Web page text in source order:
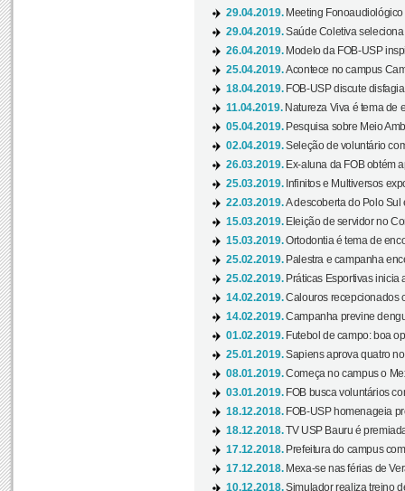
29.04.2019. Meeting
29.04.2019.Saúde Coletiva
26.04.2019. Modelo da FOB-USP
25.04.2019.Acontece no campus
18.04.2019. FOB-USP discute
11.04.2019. Natureza Viva é tema de
05.04.2019. Pesquisa sobre Meio
02.04.2019.Seleção de voluntário
26.03.2019. Ex-aluna da FOB obtém
25.03.2019. Infinitos e Multiversos
22.03.2019.A descoberta do Polo Sul
15.03.2019. Eleição de servidor no
15.03.2019.Ortodontia é tema de
25.02.2019. Palestra e campanha
25.02.2019. Práticas Esportivas inicia
14.02.2019.Calouros recepcionados
14.02.2019.Campanha previne
01.02.2019. Futebol de campo: boa
25.01.2019.Sapiens aprova quatro
08.01.2019.Começa no campus o
03.01.2019. FOB busca voluntários
18.12.2018. FOB-USP homenageia
18.12.2018.TV USP Bauru é
17.12.2018. Prefeitura do campus
17.12.2018. Mexa-se nas férias de
10.12.2018.Simulador realiza treino